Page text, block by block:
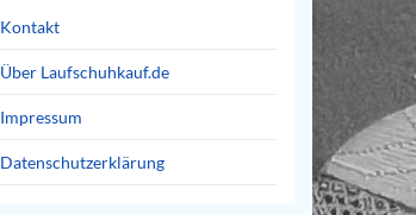
Kontakt
Über Laufschuhkauf.de
Impressum
Datenschutzerklärung